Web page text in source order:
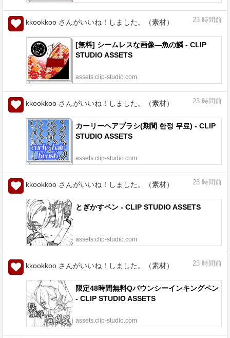
kkookkoo さんがいいね！しました。（素材） 23 時間前
[無料] シームレスな画像—魚の鱗 - CLIP
STUDIO ASSETS
assets.clip-studio.com
kkookkoo さんがいいね！しました。（素材） 23 時間前
カーリーヘアブラシ(期間 한정 무료) - CLIP
STUDIO ASSETS
assets.clip-studio.com
kkookkoo さんがいいね！しました。（素材） 23 時間前
とぎかすペン - CLIP STUDIO ASSETS
assets.clip-studio.com
kkookkoo さんがいいね！しました。（素材） 23 時間前
限定48時間無料Qバウンシーインキングペン
- CLIP STUDIO ASSETS
assets.clip-studio.com